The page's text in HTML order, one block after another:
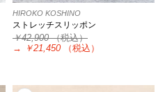
HIROKO KOSHINO
ストレッチスリッポン
￥42,900（税込）
→
￥21,450 （税込）